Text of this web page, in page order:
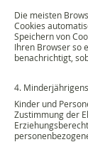
Die meisten
Cookies
Speichern von
Ihren Browser so
benachrichtigt,
4.
Kinder und
Zustimmung der